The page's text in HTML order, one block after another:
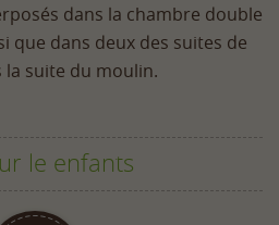
dans la chambre double
que dans deux des suites de
la suite du moulin.
le enfants